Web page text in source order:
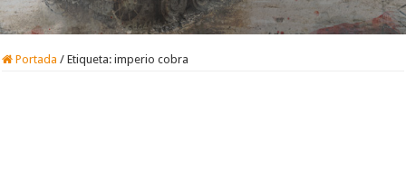
Portada / Etiqueta:imperio cobra